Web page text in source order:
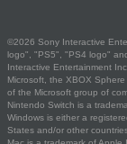
©2026 Sony Interactive
logo", "PS5", "PS4 logo"
Interactive Entertainment Inc.
Microsoft, the XBOX
of the Microsoft group of
Nintendo Switch is a
Windows is either a
States and/or other